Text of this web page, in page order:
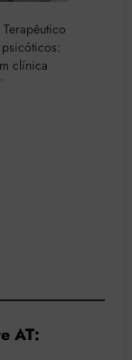
clínica
AT: